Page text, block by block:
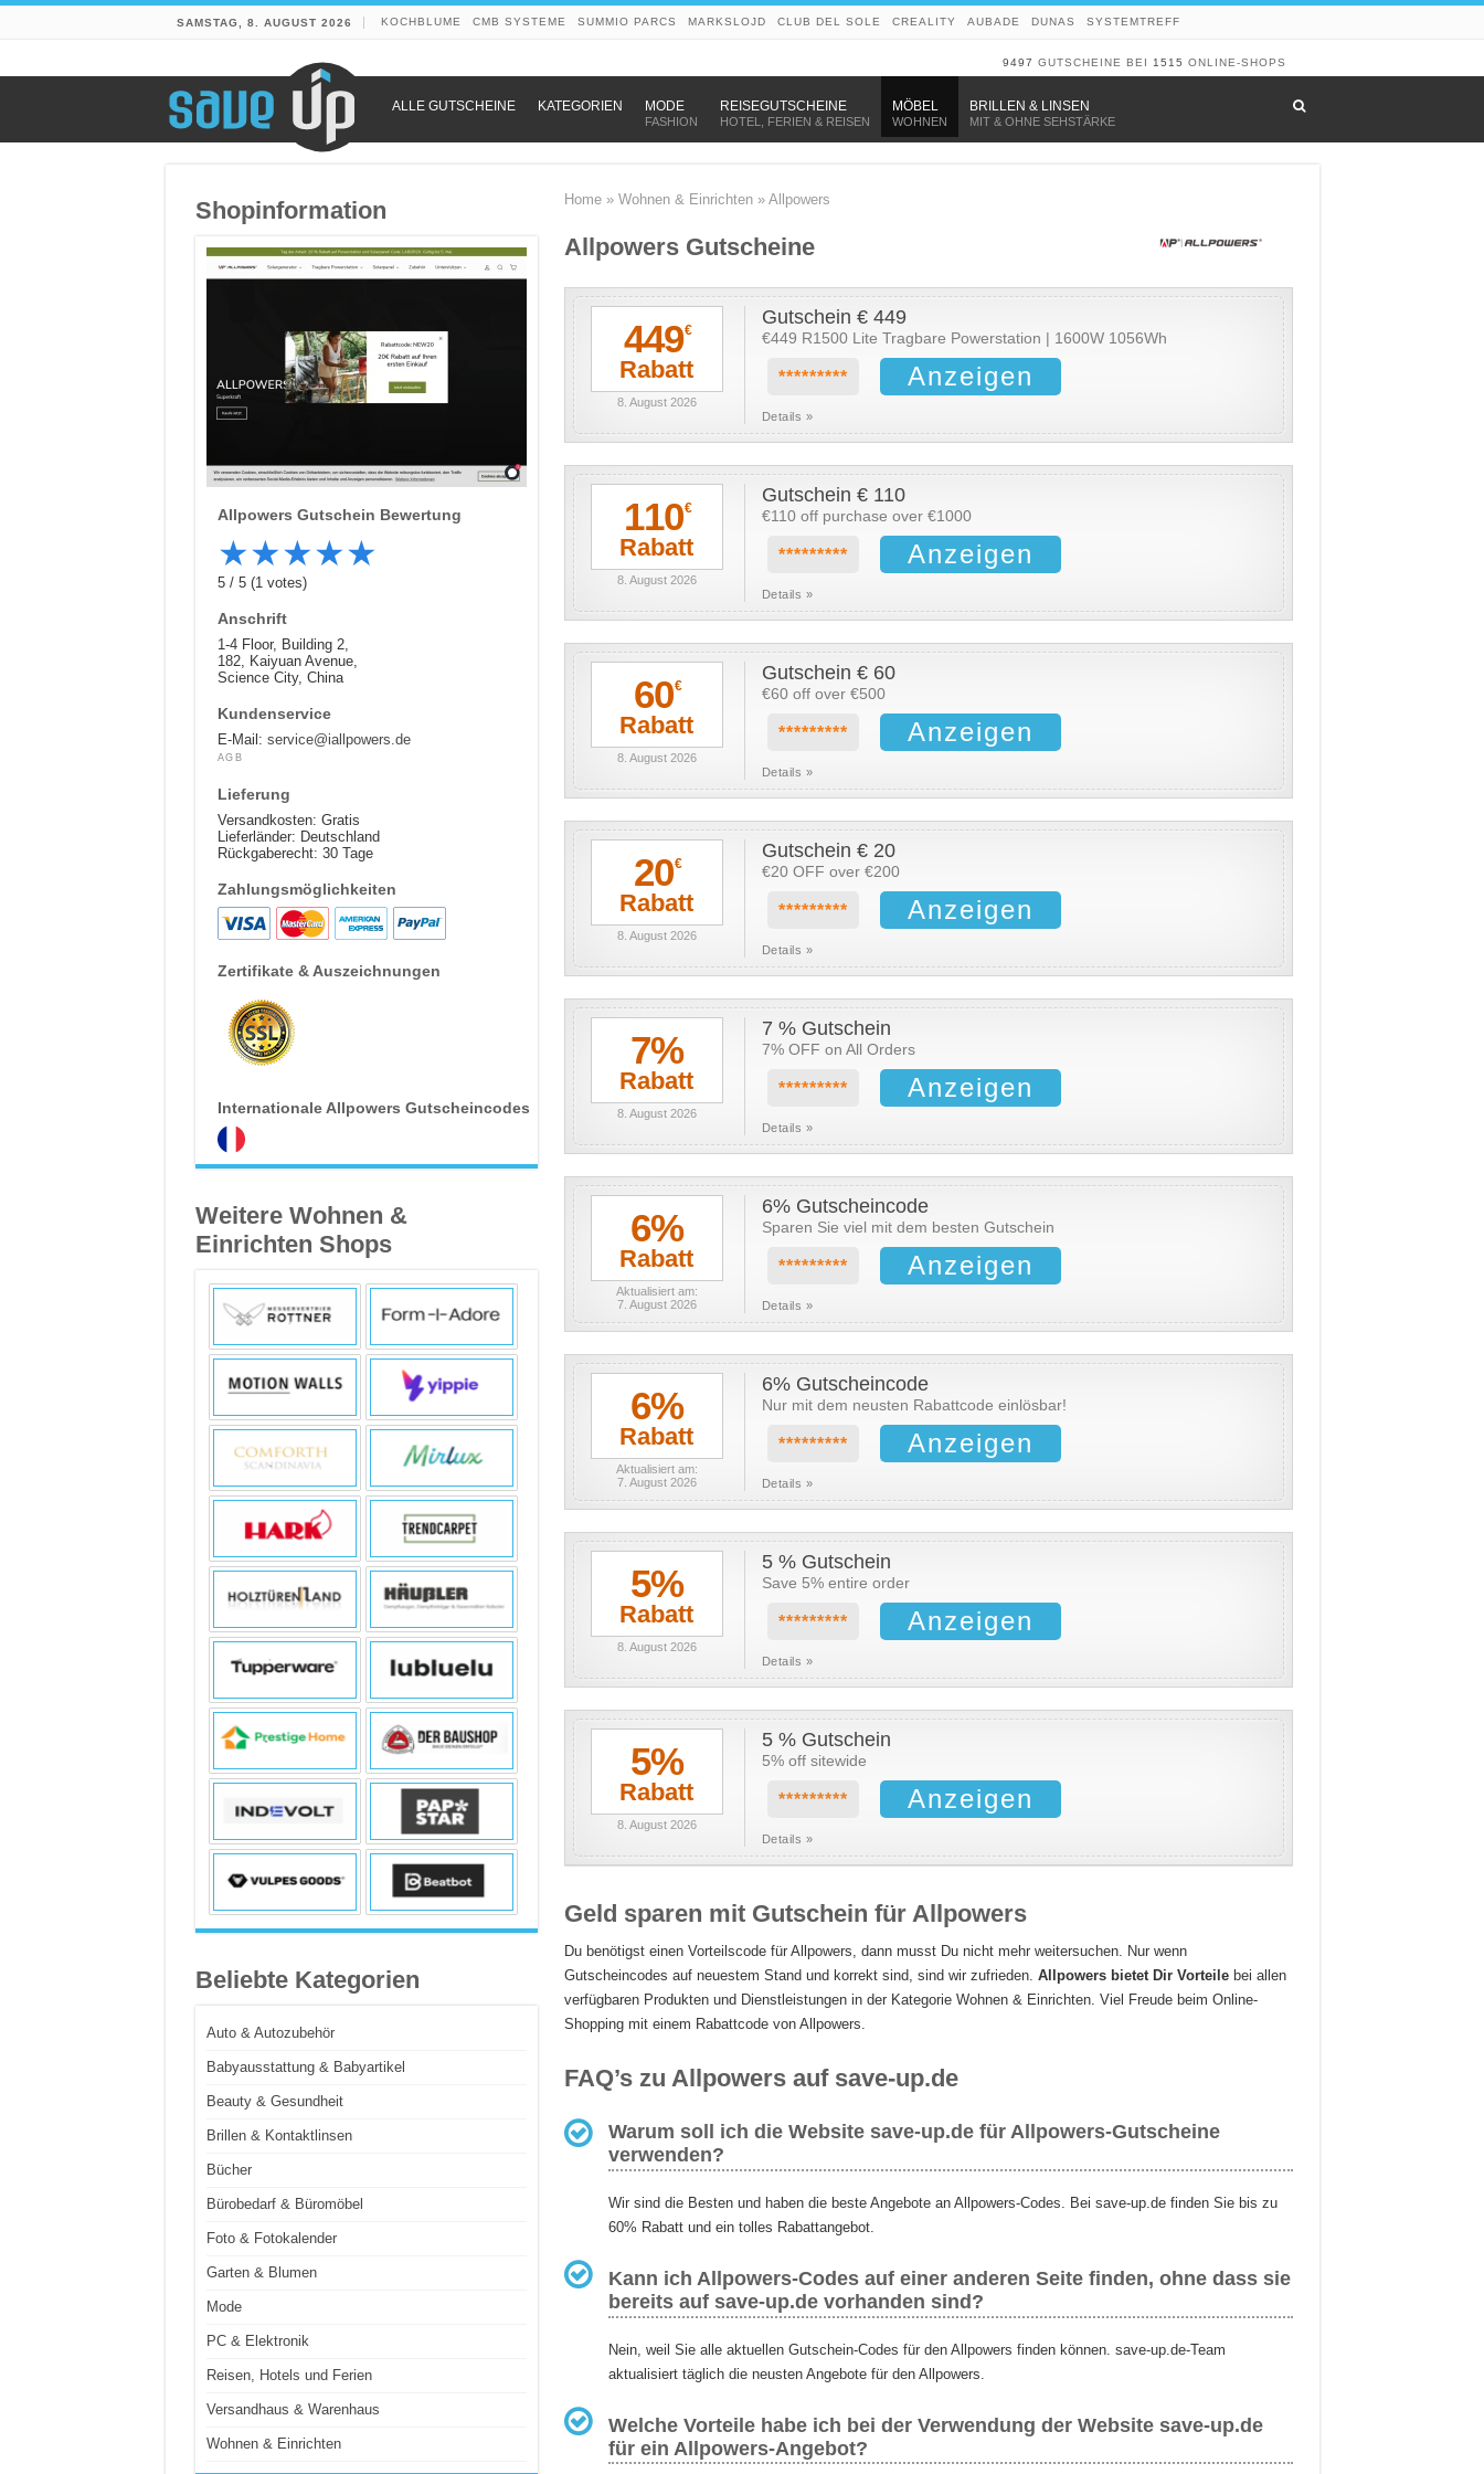
SAMSTAG, 8. AUGUST 2026 KOCHBLUME CMB SYSTEME SUMMIO PARCS MARKSLOJD CLUB DEL SOLE CREALITY AUBADE DUNAS SYSTEMTREFF
9497 GUTSCHEINE BEI 1515 ONLINE-SHOPS
ALLE GUTSCHEINE KATEGORIEN MODE–
FASHION
REISEGUTSCHEINE–
HOTEL, FERIEN & REISEN
MÖBEL –
WOHNEN
BRILLEN & LINSEN
MIT & OHNE SEHSTÄRKE
Home» Wohnen & Einrichten» Allpowers
Allpowers Gutscheine
449€
Rabatt
8. August 2026
Gutschein € 449
€449 R1500 Lite Tragbare Powerstation | 1600W 1056Wh
********* Anzeigen
Details »
110€
Rabatt
8. August 2026
Gutschein € 110
€110 off purchase over €1000
********* Anzeigen
Details »
60€
Rabatt
8. August 2026
Gutschein € 60
€60 off over €500
********* Anzeigen
Details »
20€
Rabatt
8. August 2026
Gutschein € 20
€20 OFF over €200
********* Anzeigen
Details »
7%
Rabatt
8. August 2026
7 % Gutschein
7% OFF on All Orders
********* Anzeigen
Details »
6%
Rabatt
Aktualisiert am:
7. August 2026
6% Gutscheincode
Sparen Sie viel mit dem besten Gutschein
********* Anzeigen
Details »
6%
Rabatt
Aktualisiert am:
7. August 2026
6% Gutscheincode
Nur mit dem neusten Rabattcode einlösbar!
********* Anzeigen
Details »
5%
Rabatt
8. August 2026
5 % Gutschein
Save 5% entire order
********* Anzeigen
Details »
5%
Rabatt
8. August 2026
5 % Gutschein
5% off sitewide
********* Anzeigen
Details »
Geld sparen mit Gutschein für Allpowers
Du benötigst einen Vorteilscode für Allpowers, dann musst Du nicht mehr weitersuchen. Nur wenn
Gutscheincodes auf neuestem Stand und korrekt sind, sind wir zufrieden. Allpowers bietet Dir Vorteilebei allen
verfügbaren Produkten und Dienstleistungen in der Kategorie Wohnen & Einrichten. Viel Freude beim Online-
Shopping mit einem Rabattcode von Allpowers.
FAQ’s zu Allpowers auf save-up.de
Warum soll ich die Website save-up.de für Allpowers-Gutscheine
verwenden?
Wir sind die Besten und haben die beste Angebote an Allpowers-Codes. Bei save-up.de finden Sie bis zu
60% Rabatt und ein tolles Rabattangebot.
Kann ich Allpowers-Codes auf einer anderen Seite finden, ohne dass sie
bereits auf save-up.de vorhanden sind?
Nein, weil Sie alle aktuellen Gutschein-Codes für den Allpowers finden können. save-up.de-Team
aktualisiert täglich die neusten Angebote für den Allpowers.
Welche Vorteile habe ich bei der Verwendung der Website save-up.de
für ein Allpowers-Angebot?
Shopinformation
Allpowers Gutschein Bewertung
★★★★★
5 / 5(1votes)
Anschrift
1-4 Floor, Building 2,
182, Kaiyuan Avenue,
Science City, China
Kundenservice
E-Mail: service@iallpowers.de
AGB
Lieferung
Versandkosten: Gratis
Lieferländer: Deutschland
Rückgaberecht: 30 Tage
Zahlungsmöglichkeiten
Zertifikate & Auszeichnungen
Internationale Allpowers Gutscheincodes
Weitere Wohnen &
Einrichten Shops
Beliebte Kategorien
Auto & Autozubehör
Babyausstattung & Babyartikel
Beauty & Gesundheit
Brillen & Kontaktlinsen
Bücher
Bürobedarf & Büromöbel
Foto & Fotokalender
Garten & Blumen
Mode
PC & Elektronik
Reisen, Hotels und Ferien
Versandhaus & Warenhaus
Wohnen & Einrichten